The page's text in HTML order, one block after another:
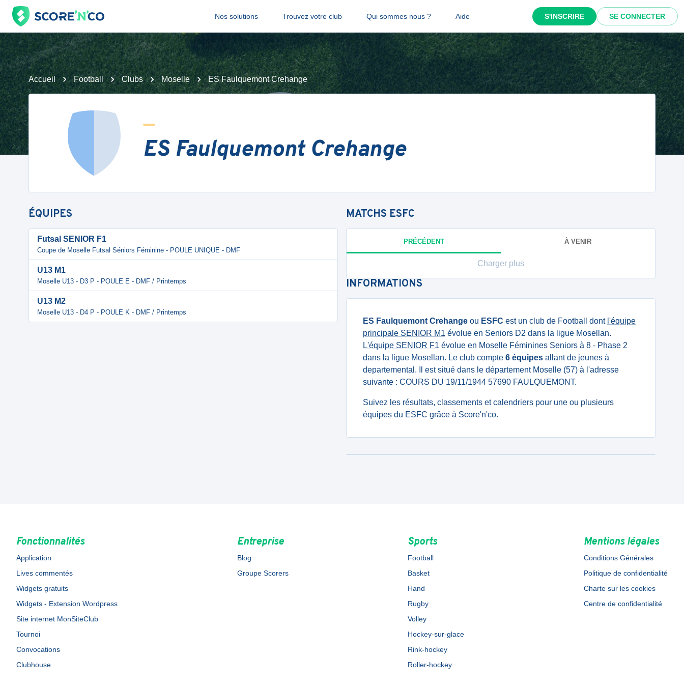
Nos solutions Trouvez votre club Qui sommes nous ? Aide S'INSCRIRE SE CONNECTER
Accueil Football Clubs Moselle ES Faulquemont Crehange
ES Faulquemont Crehange
ÉQUIPES
Futsal SENIOR F1
Coupe de Moselle Futsal Séniors Féminine - POULE UNIQUE - DMF
U13 M1
Moselle U13 - D3 P - POULE E - DMF / Printemps
U13 M2
Moselle U13 - D4 P - POULE K - DMF / Printemps
MATCHS ESFC
PRÉCÉDENT À VENIR
Charger plus
INFORMATIONS
ES Faulquemont Crehange ou ESFC est un club de Football dont l'équipe
principale SENIOR M1 évolue en Seniors D2 dans la ligue Mosellan.
L'équipe SENIOR F1 évolue en Moselle Féminines Seniors à 8 - Phase 2
dans la ligue Mosellan. Le club compte 6 équipes allant de jeunes à
departemental. Il est situé dans le département Moselle (57) à l'adresse
suivante : COURS DU 19/11/1944 57690 FAULQUEMONT.
Suivez les résultats, classements et calendriers pour une ou plusieurs
équipes du ESFC grâce à Score'n'co.
Fonctionnalités
Application
Lives commentés
Widgets gratuits
Widgets - Extension Wordpress
Site internet MonSiteClub
Tournoi
Convocations
Clubhouse
Entreprise
Blog
Groupe Scorers
Sports
Football
Basket
Hand
Rugby
Volley
Hockey-sur-glace
Rink-hockey
Roller-hockey
Mentions légales
Conditions Générales
Politique de confidentialité
Charte sur les cookies
Centre de confidentialité